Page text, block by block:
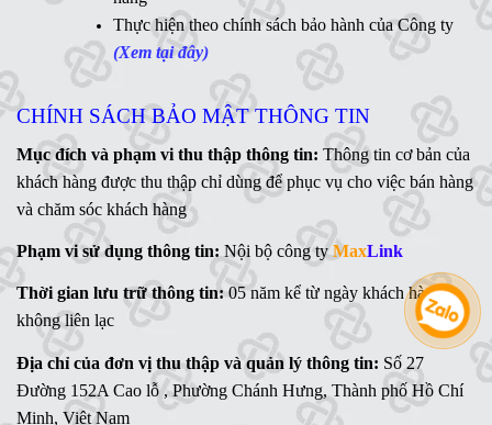
Ổ cứng di động,LCD,Networking, Linh kiện,....(Ms. Trâm
- 0944 908 249)
Synology ,QNAP Toshiba Seagate,
WD,Ổ cứng di động,LCD, Networking, Linh kiện,....(Ms.
Vân Anh - 0775 163 765)
Hotline:
MaxLink - 0906 730 778
Ms. Linh - 0902 700 727
Hỗ trợ kỹ thuật:
Mr. Ngữ - 0783 362 416
CHÍNH SÁCH BÁN HÀNG
Hình thức thanh toán:
Linkkhông cung cấp dịch vụ đặt
hàng trực tuyến
Mọi hoạt độngmua hàng – thanh toánđều thực
hiện theo hình thức: Giao hàng, thu tiền tận nơi
Chính sách bảo hành:
Thực hiện theo chính sách bảo hành cụ thể của từng
hãng
Thực hiện theo chính sách bảo hành của Công ty
CHÍNH SÁCH BẢO MẬT THÔNG TIN